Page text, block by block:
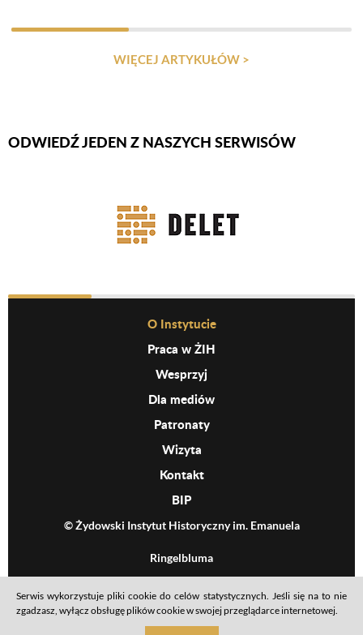
WIĘCEJ ARTYKUŁÓW >
Firmy Rotator
ODWIEDŹ JEDEN Z NASZYCH SERWISÓW
Before Footer MenuO Instytucie
Praca w ŻIH
Wesprzyj
Dla mediów
Patronaty
Wizyta
Kontakt
BIP
© Żydowski Instytut Historyczny im. Emanuela
Ringelbluma
Footer menu
Mapa serwisu Polityka prywatności Deklaracja dostępności
Serwis wykorzystuje pliki cookie do celów statystycznych. Jeśli się na to nie
zgadzasz, wyłącz obsługę plików cookie w swojej przeglądarce internetowej.